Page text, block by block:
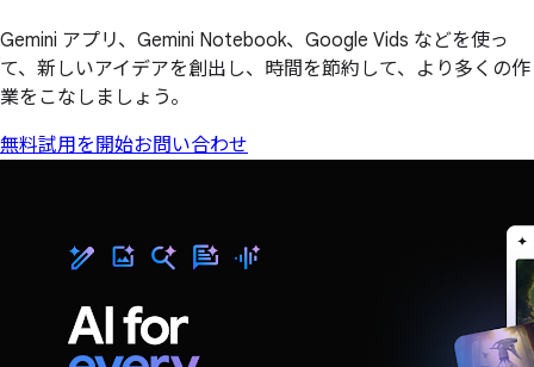
Gemini アプリ、Gemini Notebook、Google Vids などを使っ
て、新しいアイデアを創出し、時間を節約して、より多くの作
業をこなしましょう。
無料試用を開始お問い合わせ